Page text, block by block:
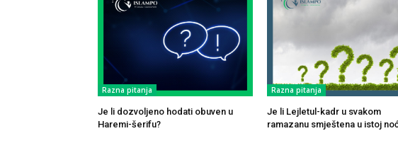
Razna pitanja
Je li dozvoljeno hodati obuven u
Haremi-šerifu?
Razna pitanja
Je li Lejletul-kadr u svakom
ramazanu smještena u istoj